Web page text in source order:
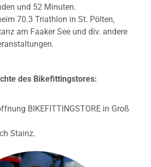
und 52 Minuten.
70.3 Triathlon in St. Pölten,
am Faaker See und div. andere
des Bikefittingstores:
BIKEFITTINGSTORE in Groß
Stainz.